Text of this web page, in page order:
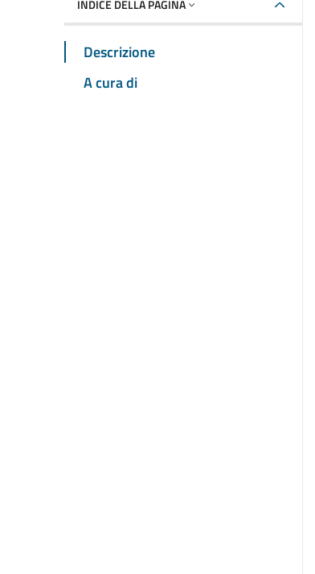
INDICE DELLA PAGINA
Descrizione
A cura di